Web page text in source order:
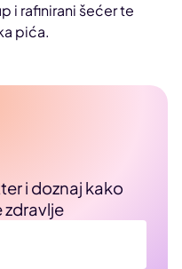
i rafinirani šećer te
pića.
i doznaj kako
zdravlje